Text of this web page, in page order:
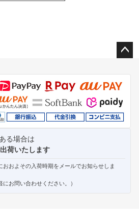
ジト
ップ
へ
る場合は
荷いたします
およその入荷時期をメールでお知らせしま
にお問い合わせください。）